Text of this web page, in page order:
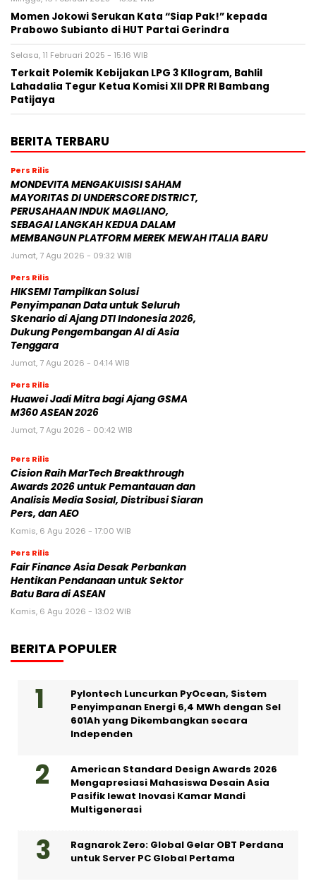
Momen Jokowi Serukan Kata “Siap Pak!” kepada
Prabowo Subianto di HUT Partai Gerindra
Selasa, 11 Februari 2025 - 15:16 WIB
Terkait Polemik Kebijakan LPG 3 KIlogram, Bahlil
Lahadalia Tegur Ketua Komisi XII DPR RI Bambang
Patijaya
BERITA TERBARU
Pers Rilis
MONDEVITA MENGAKUISISI SAHAM
MAYORITAS DI UNDERSCORE DISTRICT,
PERUSAHAAN INDUK MAGLIANO,
SEBAGAI LANGKAH KEDUA DALAM
MEMBANGUN PLATFORM MEREK MEWAH ITALIA BARU
Jumat, 7 Agu 2026 - 09:32 WIB
Pers Rilis
HIKSEMI Tampilkan Solusi
Penyimpanan Data untuk Seluruh
Skenario di Ajang DTI Indonesia 2026,
Dukung Pengembangan AI di Asia
Tenggara
Jumat, 7 Agu 2026 - 04:14 WIB
Pers Rilis
Huawei Jadi Mitra bagi Ajang GSMA
M360 ASEAN 2026
Jumat, 7 Agu 2026 - 00:42 WIB
Pers Rilis
Cision Raih MarTech Breakthrough
Awards 2026 untuk Pemantauan dan
Analisis Media Sosial, Distribusi Siaran
Pers, dan AEO
Kamis, 6 Agu 2026 - 17:00 WIB
Pers Rilis
Fair Finance Asia Desak Perbankan
Hentikan Pendanaan untuk Sektor
Batu Bara di ASEAN
Kamis, 6 Agu 2026 - 13:02 WIB
BERITA POPULER
Pylontech Luncurkan PyOcean, Sistem
Penyimpanan Energi 6,4 MWh dengan Sel
601Ah yang Dikembangkan secara
Independen
American Standard Design Awards 2026
Mengapresiasi Mahasiswa Desain Asia
Pasifik lewat Inovasi Kamar Mandi
Multigenerasi
Ragnarok Zero: Global Gelar OBT Perdana
untuk Server PC Global Pertama